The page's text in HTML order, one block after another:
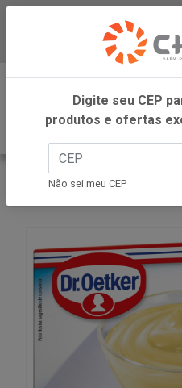
INÍCIO
DR OETKER BRASIL
Digite seu CEP
produtos e ofertas
Não sei meu CEP